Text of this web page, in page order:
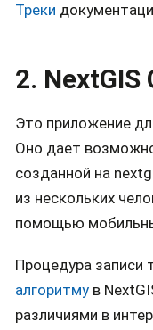
Треки
2.
Это приложение
Оно дает
созданной на
из нескольких
помощью
Процедура записи
алгоритму в
различиями в